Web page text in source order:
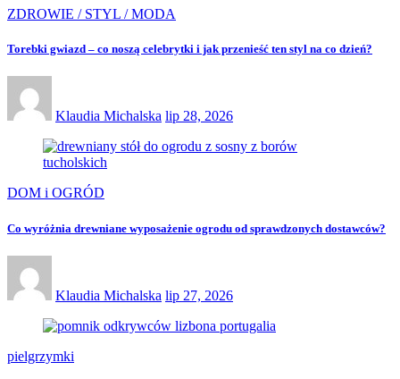
ZDROWIE / STYL / MODA
Torebki gwiazd – co noszą celebrytki i jak przenieść ten styl na co dzień?
Klaudia Michalska lip 28, 2026
DOM i OGRÓD
Co wyróżnia drewniane wyposażenie ogrodu od sprawdzonych dostawców?
Klaudia Michalska lip 27, 2026
pielgrzymki